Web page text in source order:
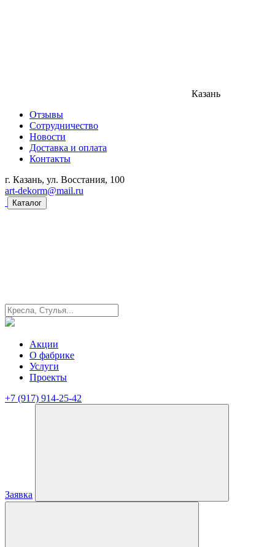
Казань
Отзывы
Сотрудничество
Новости
Доставка и оплата
Контакты
г. Казань, ул. Восстания, 100
art-dekorm@mail.ru
Каталог
Акции
О фабрике
Услуги
Проекты
+7 (917) 914-25-42
Заявка